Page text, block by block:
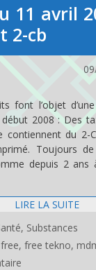
11 avril
2-cb
font l’objet
2008 : Des
contiennent du 2-
Toujours
depuis 2 ans
LIRE LA SUITE
, Substances
free,free tekno,